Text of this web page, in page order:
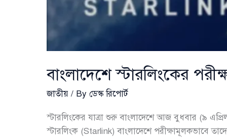
বাংলাদেশে স্টারলিংকের
জাতীয় / By ডেস্ক রিপোর্ট
স্টারলিংকের যাত্রা শুরু বাংলাদেশে আজ বুধবার (৯
স্টারলিংক (Starlink) বাংলাদেশে পরীক্ষামূলকভাবে